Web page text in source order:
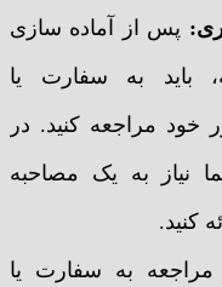
پس از آماده سازی
باید به سفارت یا
خود مراجعه کنید. در
نیاز به یک مصاحبه
کنید.
مراجعه به سفارت یا